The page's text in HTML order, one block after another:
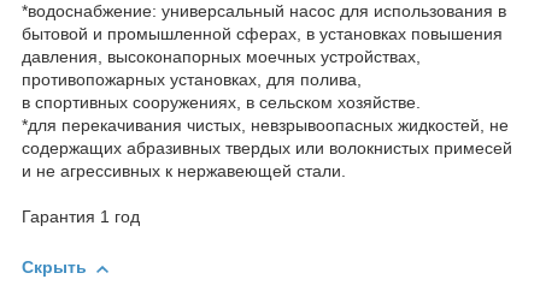
*водоснабжение: универсальный насос для использования в
бытовой и промышленной сферах, в установках повышения
давления, высоконапорных моечных устройствах,
противопожарных установках, для полива,
в спортивных сооружениях, в сельском хозяйстве.
*для перекачивания чистых, невзрывоопасных жидкостей, не
содержащих абразивных твердых или волокнистых примесей
и не агрессивных к нержавеющей стали.
Гарантия 1 год
Скрыть